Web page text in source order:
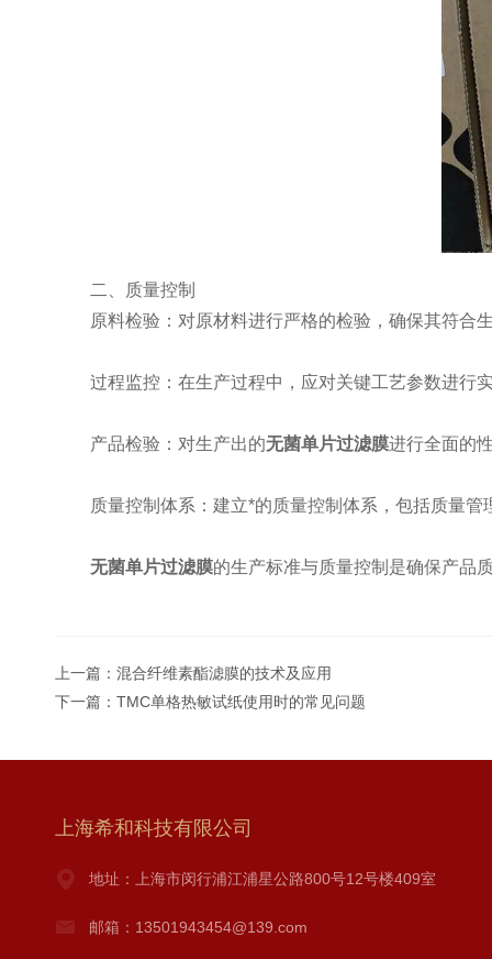
二、质量控制
原料检验：对原材料进行严格的检验，确保其符合
过程监控：在生产过程中，应对关键工艺参数进行实
产品检验：对生产出的无菌单片过滤膜进行全面的
质量控制体系：建立*的质量控制体系，包括质量管
无菌单片过滤膜的生产标准与质量控制是确保产品
上一篇： 混合纤维素酯滤膜的技术及应用
下一篇： TMC单格热敏试纸使用时的常见问题
上海希和科技有限公司
地址：上海市闵行浦江浦星公路800号12号楼409室
邮箱：13501943454@139.com